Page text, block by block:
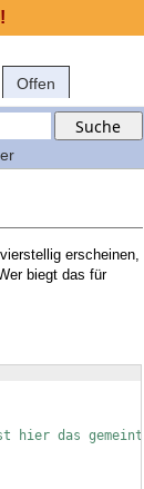
Offen
erscheinen,
biegt das für
hier das gemeint.
!